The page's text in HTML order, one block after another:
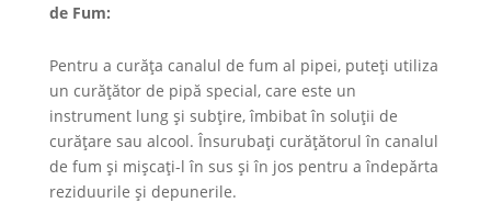
de Fum:
Pentru a curăța canalul de fum al pipei, puteți utiliza
un curățător de pipă special, care este un
instrument lung și subțire, îmbibat în soluții de
curățare sau alcool. Însurubați curățătorul în canalul
de fum și mișcați-l în sus și în jos pentru a îndepărta
reziduurile și depunerile.